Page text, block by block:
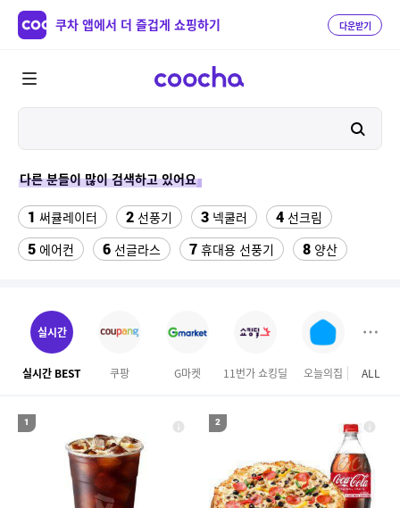
쿠차 앱에서 더 즐겁게 쇼핑하기 다운받기
다른 분들이 많이 검색하고 있어요
1 써큘레이터 2 선풍기 3 넥쿨러 4 선크림
5 에어컨 6 선글라스 7 휴대용 선풍기 8 양산
11 실외기없는 에어컨
14 성인용세발자전거중고 위닉스 dn3e170 lwk
16 버거킹 17 풍기인견바지 18 대나무돗자리
차량용스프레이페인트
ALL
실시간
실시간 BEST 쿠팡 G마켓 11번가 쇼킹딜 오늘의집
1 2